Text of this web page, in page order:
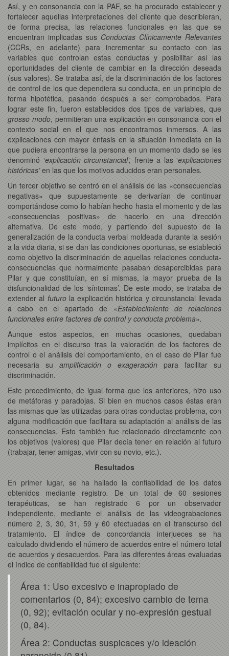
Así, y en consonancia con la PAF, se ha procurado establecer y
fortalecer aquellas interpretaciones del cliente que describieran,
de forma precisa, las relaciones funcionales en las que se
encuentran implicadas sus Conductas Clínicamente Relevantes
(CCRs, en adelante) para incrementar su contacto con las
variables que controlan estas conductas y posibilitar así las
oportunidades del cliente de cambiar en la dirección deseada
(sus valores). Se trataba así, de la discriminación de los factores
de control de los que dependiera su conducta, en un principio de
forma hipotética, pasando después a ser comprobados. Para
lograr este fin, fueron establecidos dos tipos de variables, que
grosso modo, permitieran una explicación en consonancia con el
contexto social en el que nos encontramos inmersos. A las
explicaciones con mayor énfasis en la situación inmediata en la
que pudiera encontrarse la persona en un momento dado se les
denominó ‘explicación circunstancial’, frente a las ‘explicaciones
históricas’en las que los motivos aducidos eran personales.
Un tercer objetivo se centró en el análisis de las «consecuencias
negativas» que supuestamente se derivarían de continuar
comportándose como lo habían hecho hasta el momento y de las
«consecuencias positivas» de hacerlo en una dirección
alternativa. De este modo, y partiendo del supuesto de la
generalización de la conducta verbal moldeada durante la sesión
a la vida diaria, si se dan las condiciones oportunas, se estableció
como objetivo la discriminación de aquellas relaciones conducta-
consecuencias que normalmente pasaban desapercibidas para
Pilar y que constituían, en sí mismas, la mayor prueba de la
disfuncionalidad de los ‘síntomas’. De este modo, se trataba de
extender al futurola explicación histórica y circunstancial llevada
a cabo en el apartado de «Establecimiento de relaciones
funcionales entre factores de control y conducta problema».
Aunque estos aspectos, en muchas ocasiones, quedaban
implícitos en el discurso tras la valoración de los factores de
control o el análisis del comportamiento, en el caso de Pilar fue
necesaria su amplificación o exageración para facilitar su
discriminación.
Este procedimiento, de igual forma que los anteriores, hizo uso
de metáforas y paradojas. Si bien en muchos casos éstas eran
las mismas que las utilizadas para otras conductas problema, con
alguna modificación que facilitara su adaptación al análisis de las
consecuencias. Esto también fue relacionado directamente con
los objetivos (valores) que Pilar decía tener en relación al futuro
(trabajar, tener amigas, vivir con su novio, etc.).
Resultados
En primer lugar, se ha hallado la confiabilidad de los datos
obtenidos mediante registro. De un total de 60 sesiones
terapéuticas, se han registrado 6 por un observador
independiente, mediante el análisis de las videograbaciones
número 2, 3, 30, 31, 59 y 60 efectuadas en el transcurso del
tratamiento. El índice de concordancia interjueces se ha
calculado dividiendo el número de acuerdos entre el número total
de acuerdos y desacuerdos. Para las diferentes áreas evaluadas
el índice de confiabilidad fue el siguiente:
Área 1: Uso excesivo e inapropiado de
comentarios (0, 84); excesivo cambio de tema
(0, 92); evitación ocular y no-expresión gestual
(0, 84).
Área 2: Conductas suspicaces y/o ideación